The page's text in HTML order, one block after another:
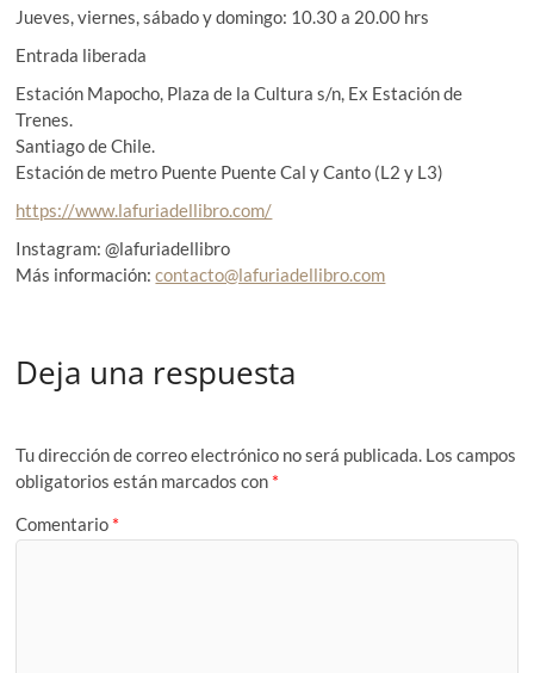
Jueves, viernes, sábado y domingo: 10.30 a 20.00 hrs
Entrada liberada
Estación Mapocho, Plaza de la Cultura s/n, Ex Estación de
Trenes.
Santiago de Chile.
Estación de metro Puente Puente Cal y Canto (L2 y L3)
https://www.lafuriadellibro.com/
Instagram: @lafuriadellibro
Más información:contacto@lafuriadellibro.com
Deja una respuesta
Tu dirección de correo electrónico no será publicada. Los campos
obligatorios están marcados con *
Comentario *